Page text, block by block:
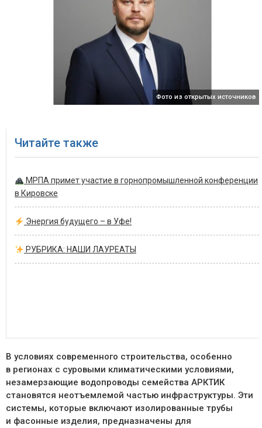
Фото из открытых источников
Читайте также
МРПА примет участие в горнопромышленной конференции
в Кировске
Энергия будущего – в Уфе!
РУБРИКА: НАШИ ЛАУРЕАТЫ
В условиях современного строительства, особенно
в регионах с суровыми климатическими условиями,
незамерзающие водопроводы семейства АРКТИК
становятся неотъемлемой частью инфраструктуры. Эти
системы, которые включают изолированные трубы
и фасонные изделия, предназначены для